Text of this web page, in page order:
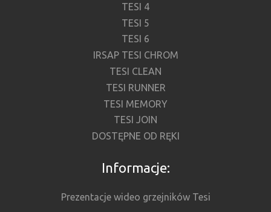
TESI 4
TESI 5
TESI 6
IRSAP TESI CHROM
TESI CLEAN
TESI RUNNER
TESI MEMORY
TESI JOIN
DOSTĘPNE OD RĘKI
Informacje:
Prezentacje wideo grzejników Tesi